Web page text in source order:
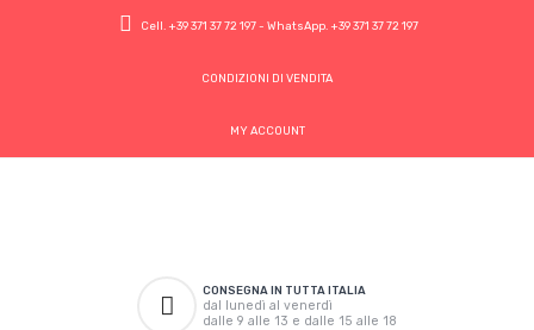
Cell. +39 371 37 72 197- WhatsApp. +39 371 37 72 197
CONDIZIONI DI VENDITA
MY ACCOUNT
CONSEGNA IN TUTTA ITALIA
dal lunedì al venerdì
dalle 9 alle 13 e dalle 15 alle 18